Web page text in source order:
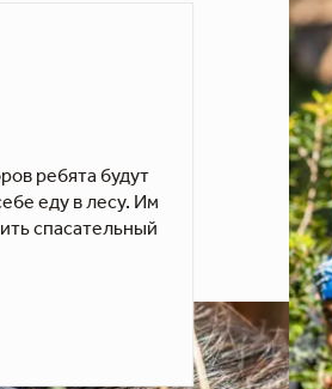
ребята будут
еду в лесу. Им
спасательный